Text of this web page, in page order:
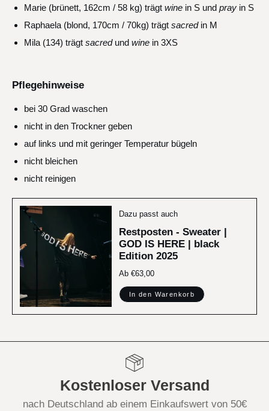
Marie (brünett, 162cm / 58 kg) trägt wine in S und pray in S
Raphaela (blond, 170cm / 70kg) trägt sacred in M
Mila (134) trägt sacred und wine in 3XS
Pflegehinweise
bei 30 Grad waschen
nicht in den Trockner geben
auf links und mit geringer Temperatur bügeln
nicht bleichen
nicht reinigen
Dazu passt auch
Restposten - Sweater |
GOD IS HERE | black
Edition 2025
Аb €63,00
In den Warenkorb
Kostenloser Versand
nach Deutschland ab einem Einkaufswert von 50€